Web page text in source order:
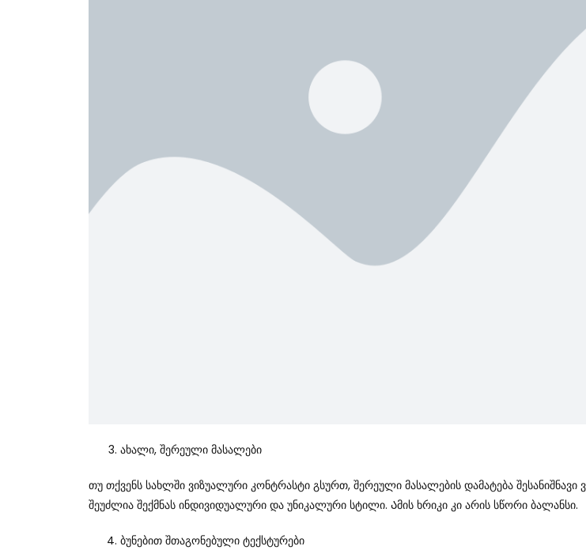
Ახალი, Შერეული Მასალები
Თუ Თქვენს Სახლში Ვიზუალური Კონტრასტი Გსურთ, Შერეული Მასალების Დამატება
Შეუძლია Შექმნას Ინდივიდუალური Და Უნიკალური Სტილი. Ამის Ხრიკი Კი Არის Სწორი Ბალანსი.
Ბუნებით Შთაგონებული Ტექსტურები